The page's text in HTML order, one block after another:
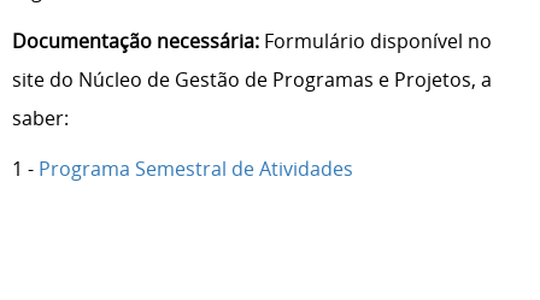
Documentação necessária: Formulário disponível no
site do Núcleo de Gestão de Programas e Projetos, a
saber:
1 - Programa Semestral de Atividades